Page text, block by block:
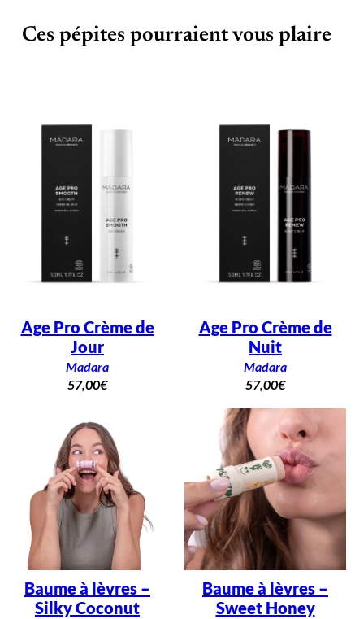
Ces pépites pourraient vous plaire
Age Pro Crème de
Jour
Madara
57,00€
Age Pro Crème de
Nuit
Madara
57,00€
Baume à lèvres –
Silky Coconut
Baume à lèvres –
Sweet Honey